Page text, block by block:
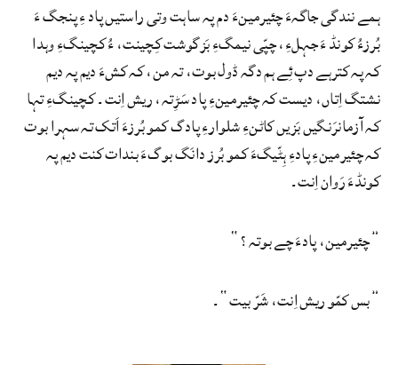
ہمے نندگی جاگہءَ چئیرمینءَ دم پہ ساہت وتی راستیں پاد ءِ پنجگ ءَ
بُرزءُ کونڈ ءَ جہلءِ، چپّی نیمگءِ بَزگوشت کِچینت، ءُ کچینگءِ وہدا
کہ پہ کترہے دپ ئِے ہم دگہ ڈول بوت، تہ من، کہ کشءَ دیم پہ دیم
نشتگ اِتاں، دیست کہ چئیرمینءِ پاد سَڑِتہ، ریش اِنت۔ کچینگءِ تہا
کہ آزمانرَنگیں بَزیں کاٹنءِ شلوارءِ پادگ کمو بُرزءَ اَتک تہ سہرا بوت
کہ چئیرمینءِ پادءِ ہِٹّیگءَ کمو بُرز دانَگ بوگءَ بندات کنت دیم پہ
کونڈءَ رَوان اِنت۔
”چئیرمین، پادءَ چے بوتہ؟“
”بس کمّو ریش اِنت، شَرّ بیت“۔